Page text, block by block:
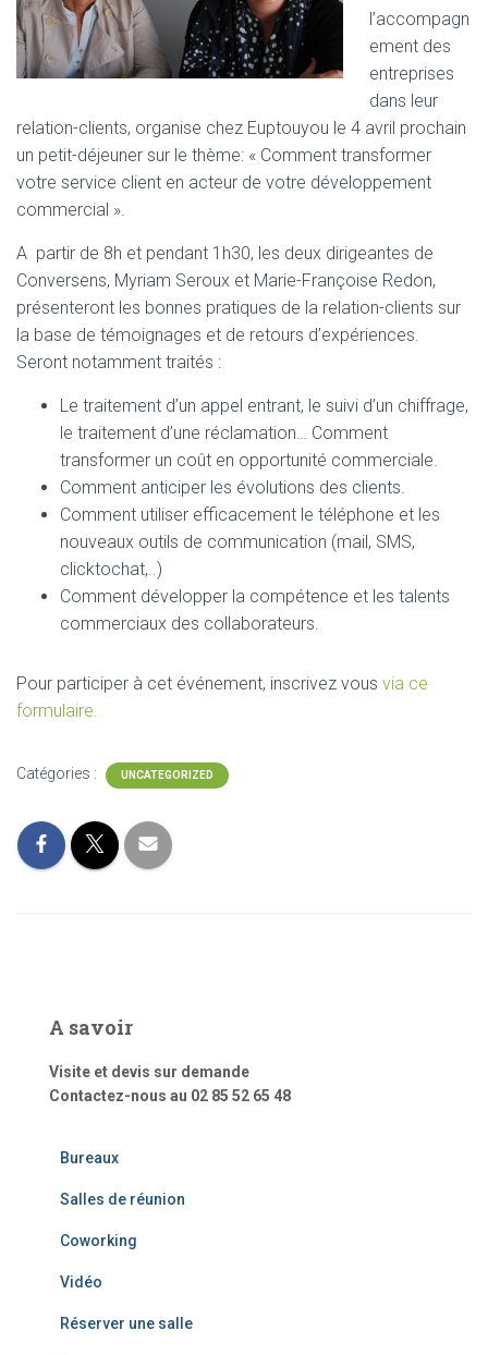
l’accompagn
ement des
entreprises
dans leur
relation-clients, organise chez Euptouyou le 4 avril prochain
un petit-déjeuner sur le thème: « Comment transformer
votre service client en acteur de votre développement
commercial ».
A partir de 8h et pendant 1h30, les deux dirigeantes de
Conversens, Myriam Seroux et Marie-Françoise Redon,
présenteront les bonnes pratiques de la relation-clients sur
la base de témoignages et de retours d’expériences.
Seront notamment traités :
Le traitement d’un appel entrant, le suivi d’un chiffrage,
le traitement d’une réclamation… Comment
transformer un coût en opportunité commerciale.
Comment anticiper les évolutions des clients.
Comment utiliser efficacement le téléphone et les
nouveaux outils de communication (mail, SMS,
clicktochat,..)
Comment développer la compétence et les talents
commerciaux des collaborateurs.
Pour participer à cet événement, inscrivez vous via ce
formulaire.
Catégories : UNCATEGORIZED
A savoir
Visite et devis sur demande
Contactez-nous au 02 85 52 65 48
Bureaux
Salles de réunion
Coworking
Vidéo
Réserver une salle